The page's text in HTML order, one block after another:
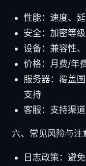
性能：速度、
安全：加密等
设备：兼容性
价格：月费/年
服务器：覆盖
支持
客服：支持渠
六、常见风险与注
日志政策：避